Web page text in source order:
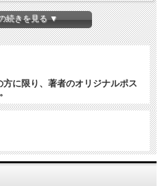
2 明るさ調整 ・基礎知識3 アング
り方 ・新緑の撮り方 ・花の撮り
礎知識5 絞り ・基礎知識6 ISO感
り方 ・水辺・海辺の撮り方 ・星
撮りたい被写体 ・紅葉の撮り方 ・
り方 ・基礎知識10 ピント ・基礎
冬に撮りたい被写体 ・雪の撮り
・コラム 超広角レンズの魅力
テクニック1 風景の中からユニークな形
ク7 月明りを光源にして撮影する ・
を加える ・コラム ハーフNDフィルタ
続きを見る ▼
に限り、著者のオリジナルポス